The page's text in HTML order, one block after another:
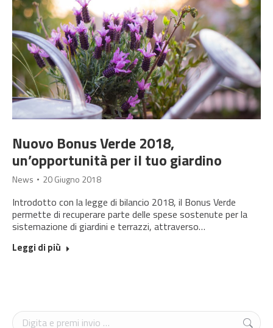
Nuovo Bonus Verde 2018,
un’opportunità per il tuo giardino
News 20 Giugno 2018
Introdotto con la legge di bilancio 2018, il Bonus Verde
permette di recuperare parte delle spese sostenute per la
sistemazione di giardini e terrazzi, attraverso…
Leggi di più
Cerca